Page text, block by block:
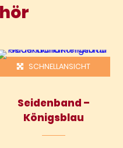
SCHNELLANSICHT
Seidenband –
Königsblau